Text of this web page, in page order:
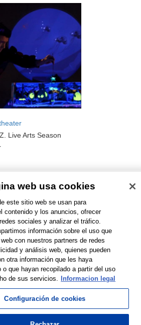
Live Arts Season
sorted by: 1 to 5 of 5 >
Bilbao
web usa cookies
este sitio web se usan para
contenido y los anuncios, ofrecer
sociales y analizar el tráfico.
información sobre el uso que
con nuestros partners de redes
y análisis web, quienes pueden
otra información que les haya
o que hayan recopilado a partir del uso
de sus servicios.
Informacion legal
Configuración de cookies